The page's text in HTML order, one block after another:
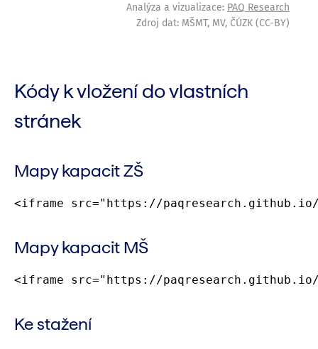
Kódy k vložení do vlastních
stránek
Mapy kapacit ZŠ
<iframe src="https://
Mapy kapacit MŠ
<iframe src="https://
Ke stažení